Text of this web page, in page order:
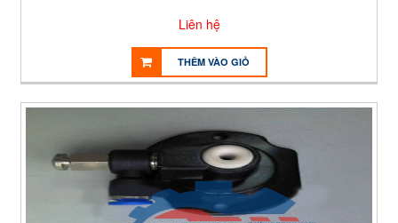
Liên hệ
THÊM VÀO GIỎ